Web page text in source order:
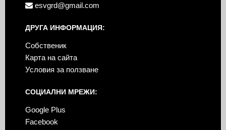
esvgrd@gmail.com
ДРУГА ИНФОРМАЦИЯ:
Собственик
Карта на сайта
Условия за ползване
СОЦИАЛНИ МРЕЖИ:
Google Plus
Facebook